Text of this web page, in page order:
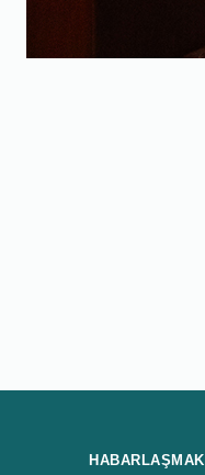
HABARLAŞMAK